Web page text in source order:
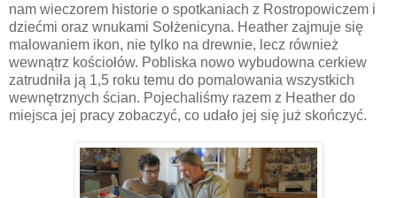
nam wieczorem historie o spotkaniach z Rostropowiczem i
dziećmi oraz wnukami Sołżenicyna. Heather zajmuje się
malowaniem ikon, nie tylko na drewnie, lecz również
wewnątrz kościołów. Pobliska nowo wybudowna cerkiew
zatrudniła ją 1,5 roku temu do pomalowania wszystkich
wewnętrznych ścian. Pojechaliśmy razem z Heather do
miejsca jej pracy zobaczyć, co udało jej się już skończyć.